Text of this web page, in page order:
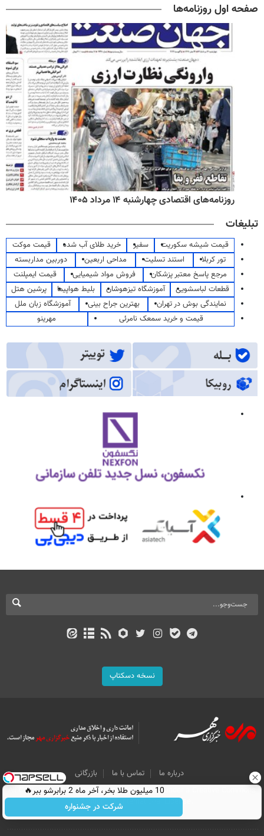
صفحه اول روزنامه‌ها
روزنامه‌های اقتصادی چهارشنبه ۱۴ مرداد ۱۴۰۵
تبلیغات
قیمت شیشه سکوریت سفیر خرید طلای آب شده
قیمت موکت
تور کربلا
استند تسلیت مداحی اربعین
دوربین مداربسته
مرجع پاسخ معتبر پزشکان
فروش مواد شیمیایی
قیمت ایمپلنت
قطعات لباسشویی
آموزشگاه تیزهوشان بلیط هواپیما
پرشین هتل
نمایندگی بوش در تهران
بهترین جراح بینی
آموزشگاه زبان ملل
قیمت و خرید سمعک نامرئی
مهرینو
نسخه دسکتاپ
درباره ما تماس با ما
بازرگانی
All Content by Mehr News Agency is licensed under a Creative Commons
Attribution 4.0 International License.
10 میلیون طلا بخر، آخر ماه 2 برابرشو ببر🔥
شرکت در جشنواره